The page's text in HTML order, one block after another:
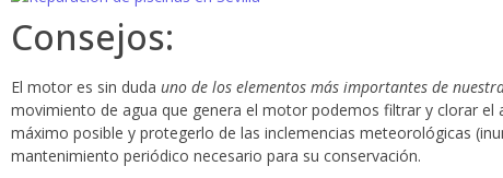
Consejos:
El motor es sin duda uno de los elementos más importantes de
movimiento de agua que genera el motor podemos filtrar y clorar
máximo posible y protegerlo de las inclemencias meteorológicas
mantenimiento periódico necesario para su conservación.